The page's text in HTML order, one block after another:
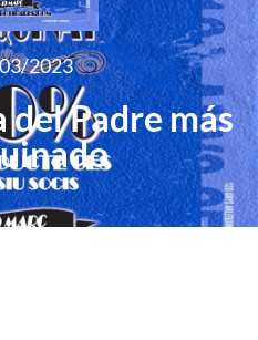
2023
Padre más